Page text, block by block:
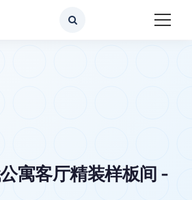
寓客厅精装样板间 -